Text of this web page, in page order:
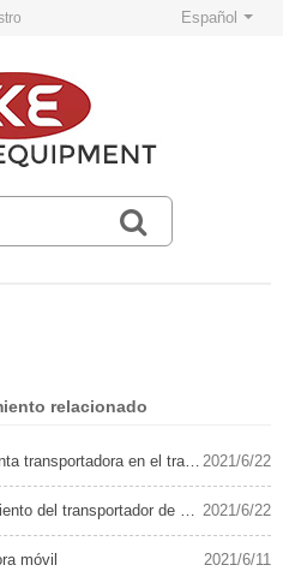
Español
relacionado
en el transporte de equipos de minería 2021/6/22
de cinta de tubería 2021/6/22
móvil 2021/6/11